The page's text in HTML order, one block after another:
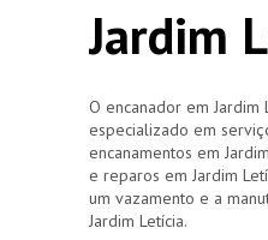
Jardim
O encanador em
especializado em
encanamentos em
e reparos em Jardim
um vazamento e a
Jardim Letícia.